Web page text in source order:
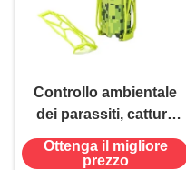
Controllo ambientale
dei parassiti, cattura
degli insetti, trappola
appiccicosa con carta
Ottenga il migliore
prezzo